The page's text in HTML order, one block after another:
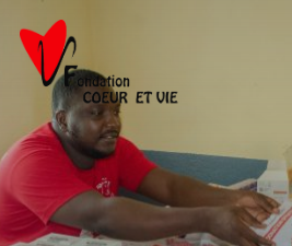
contenu